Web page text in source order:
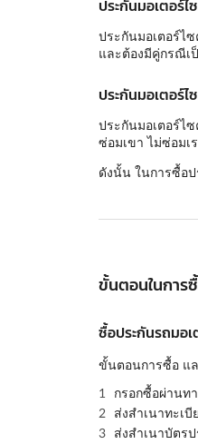
ประกันมอเตอร์ไ
ประกันมอเตอร์ไ
และต้องมีคู่กรณีเ
ประกันมอเตอร์ไ
ประกันมอเตอร์ไ
ซ่อมเขา ไม่ซ่อมเ
ดังนั้น ในการซื้อ
ขั้นตอนในการ
ซื้อประกันรถมอ
ขั้นตอนการซื้อ แ
กรอกซื้อผ่านท
ส่งสำเนาทะเบี
ส่งสำเนาบัตร